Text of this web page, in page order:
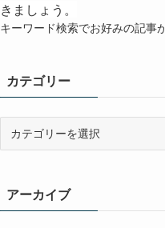
きましょう。
キーワード検索でお好みの記事
カテゴリー
ーアーカイブ